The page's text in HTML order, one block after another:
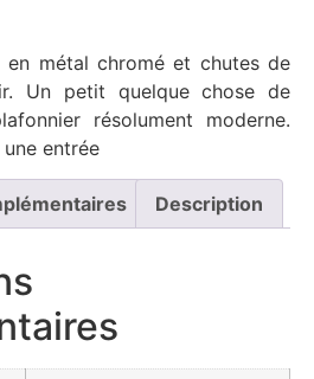
en métal chromé et chutes de
Un petit quelque chose de
résolument moderne.
entrée
Description